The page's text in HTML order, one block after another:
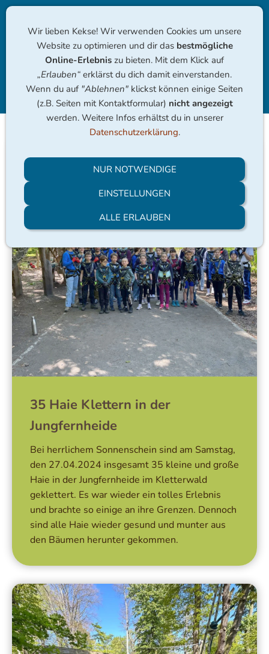
Navigation einblenden
35 Haie Klettern in der
Jungfernheide
Bei herrlichem Sonnenschein sind am Samstag,
den 27.04.2024 insgesamt 35 kleine und große
Haie in der Jungfernheide im Kletterwald
geklettert. Es war wieder ein tolles Erlebnis
und brachte so einige an ihre Grenzen. Dennoch
sind alle Haie wieder gesund und munter aus
den Bäumen herunter gekommen.
Wir lieben Kekse! Wir verwenden Cookies um unsere
Website zu optimieren und dir das bestmögliche
Online-Erlebnis zu bieten. Mit dem Klick auf
„Erlauben“ erklärst du dich damit einverstanden.
Wenn du auf "Ablehnen" klickst können einige Seiten
(z.B. Seiten mit Kontaktformular) nicht angezeigt
werden. Weitere Infos erhältst du in unserer
Datenschutzerklärung.
NUR NOTWENDIGE
EINSTELLUNGEN
ALLE ERLAUBEN